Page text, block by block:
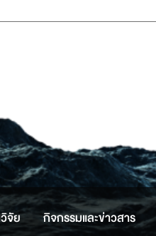
จัย กิจกรรมและข่าวสาร